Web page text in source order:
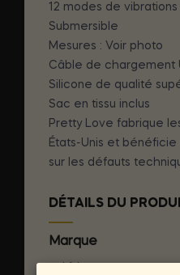
12 modes de vibrations
Submersible
Mesures : Voir photo
Câble de chargement
Silicone de qualité
Sac en tissu inclus
Pretty Love fabrique
États-Unis et
sur les défauts
DÉTAILS DU
Marque